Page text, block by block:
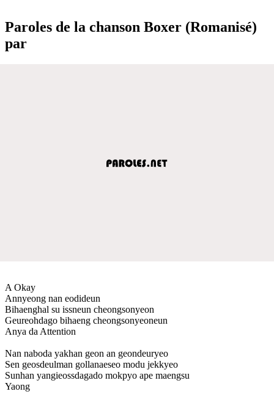
Paroles de la chanson Boxer (Romanisé)
par
A Okay
Annyeong nan eodideun
Bihaenghal su issneun cheongsonyeon
Geureohdago bihaeng cheongsonyeoneun
Anya da Attention
Nan naboda yakhan geon an geondeuryeo
Sen geosdeulman gollanaeseo modu jekkyeo
Sunhan yangieossdagado mokpyo ape maengsu
Yaong